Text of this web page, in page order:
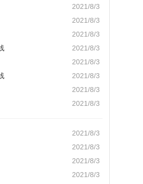
2021/8/3
2021/8/3
2021/8/3
2021/8/3
2021/8/3
2021/8/3
2021/8/3
2021/8/3
2021/8/3
2021/8/3
2021/8/3
2021/8/3